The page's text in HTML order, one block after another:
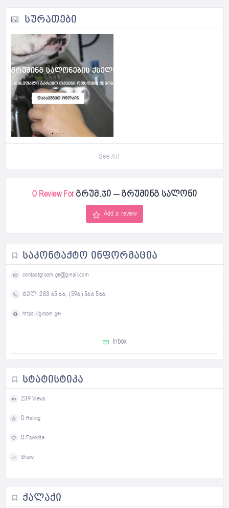
ᲡᲣᲠᲐᲗᲔᲑᲘ
See All
0 Review Forგრუმ.ჯი – გრუმინგ სალონი
Add a review
ᲡᲐᲙᲝᲜᲢᲐᲥᲢᲝ ᲘᲜᲤᲝᲠᲛᲐᲪᲘᲐ
contactgroom.ge@gmail.com
ტელ: 283 65 66, (596) 566 566
https://groom.ge/
Inbox
ᲡᲢᲐᲢᲘᲡᲢᲘᲙᲐ
239 Views
0 Rating
0 Favorite
Share
ᲥᲐᲚᲐᲥᲘ